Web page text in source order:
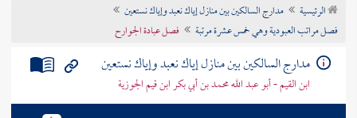
تراجم الأعلام
الرئيسية
مدارج السالكين بين منازل إياك نعبد وإياك نستعين
فصل مراتب العبودية وهي خمس عشرة مرتبة
فصل عبادة الجوارح
مدارج السالكين بين منازل إياك نعبد وإياك نستعين
ابن القيم - أبو عبد الله محمد بن أبي بكر ابن قيم الجوزية